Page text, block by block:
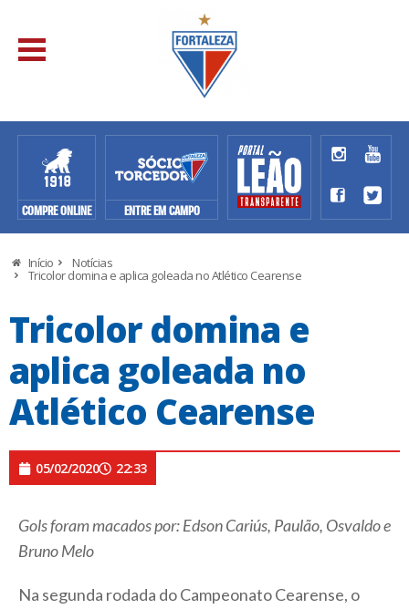
COMPRE ONLINE ENTRE EM CAMPO
Início Notícias
Tricolor domina e aplica goleada no Atlético Cearense
Tricolor domina e
aplica goleada no
Atlético Cearense
05/02/2020 22:33
Gols foram macados por: Edson Cariús, Paulão, Osvaldo e
Bruno Melo
Na segunda rodada do Campeonato Cearense, o